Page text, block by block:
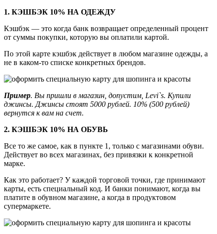
1. КЭШБЭК 10% НА ОДЕЖДУ
Кэшбэк — это когда банк возвращает определенный процент
от суммы покупки, которую вы оплатили картой.
По этой карте кэшбэк действует в любом магазине одежды, а
не в каком-то списке конкретных брендов.
Пример. Вы пришли в магазин, допустим, Levi`s. Купили
джинсы. Джинсы стоят 5000 рублей. 10% (500 рублей)
вернутся к вам на счет.
2. КЭШБЭК 10% НА ОБУВЬ
Все то же самое, как в пункте 1, только с магазинами обуви.
Действует во всех магазинах, без привязки к конкретной
марке.
Как это работает? У каждой торговой точки, где принимают
карты, есть специальный код. И банки понимают, когда вы
платите в обувном магазине, а когда в продуктовом
супермаркете.